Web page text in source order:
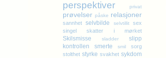
perspektiver
privat
prøvelser påske relasjoner
sannhet selvbilde selvtillit
sex
singel
skatter i mørket
Skilsmisse sladder
slipp
kontrollen
smerte smil
sorg
stolthet styrke svakhet sykdom